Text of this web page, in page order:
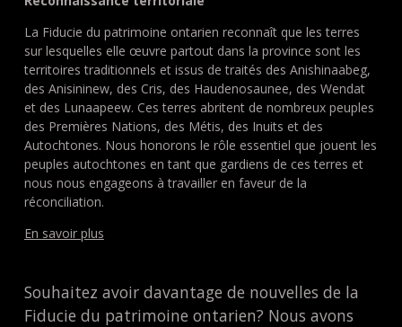
La Fiducie du patrimoine ontarien reconnaît que les terres
sur lesquelles elle œuvre partout dans la province sont les
territoires traditionnels et issus de traités des Anishinaabeg,
des Anisininew, des Cris, des Haudenosaunee, des Wendat
et des Lunaapeew. Ces terres abritent de nombreux peuples
des Premières Nations, des Métis, des Inuits et des
Autochtones. Nous honorons le rôle essentiel que jouent les
peuples autochtones en tant que gardiens de ces terres et
nous nous engageons à travailler en faveur de la
réconciliation.
En savoir plus
Souhaitez avoir davantage de nouvelles de la
Fiducie du patrimoine ontarien? Nous avons